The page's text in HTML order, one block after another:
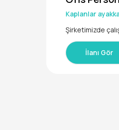
Kaplanlar
Şirketimizde
İlanı Gör